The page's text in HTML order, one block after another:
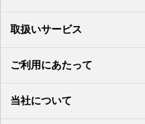
北九州空港
奄美大島空港
徳之島空港
南大東空港
多良間空港
取扱いサービス
ご利用にあたって
当社について